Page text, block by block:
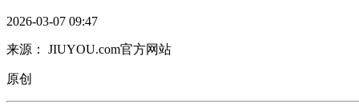
2026-03-07 09:47
来源： JIUYOU.com官方网站
原创